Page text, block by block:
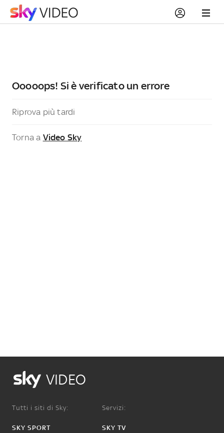
Ooooops! Si è verificato un errore
Riprova più tardi
Torna a Video Sky
VIDEO
Tutti i siti di Sky:
SKY SPORT
Servizi:
SKY TV